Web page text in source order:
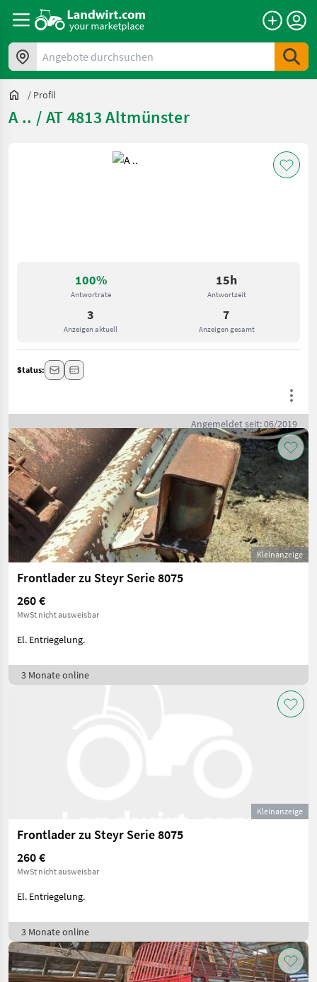
Angebote durchsuchen
/ Profil
A .. / AT 4813 Altmünster
100%
Antwortrate
15h
Antwortzeit
3
Anzeigen aktuell
7
Anzeigen gesamt
Status:
Angemeldet seit: 06/2019
Kleinanzeige
Frontlader zu Steyr Serie 8075
260 €
MwSt nicht ausweisbar
El. Entriegelung.
3 Monate online
Kleinanzeige
Frontlader zu Steyr Serie 8075
260 €
MwSt nicht ausweisbar
El. Entriegelung.
3 Monate online